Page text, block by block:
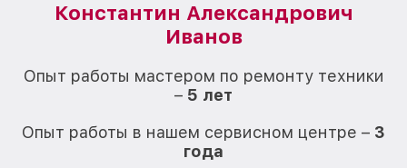
Константин Александрович
Иванов
Опыт работы мастером по ремонту техники
– 5 лет
Опыт работы в нашем сервисном центре – 3
года